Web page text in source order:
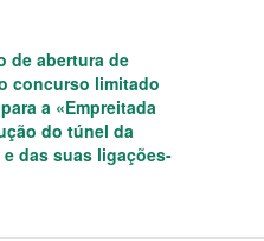
de abertura de
concurso limitado
a «Empreitada
do túnel da
das suas ligações-